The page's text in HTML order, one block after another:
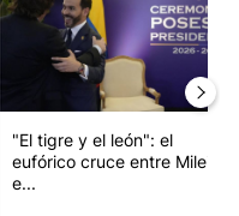
"El tigre y el león": el
eufórico cruce entre Milei y
e...